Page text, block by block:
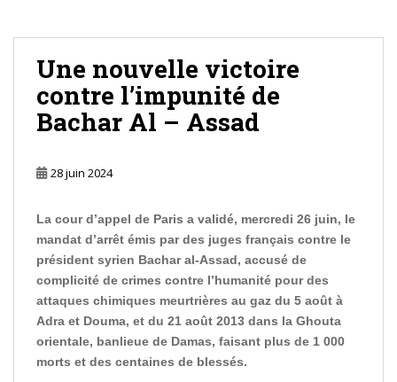
Une nouvelle victoire
contre l’impunité de
Bachar Al – Assad
28 juin 2024
La cour d’appel de Paris a validé, mercredi 26 juin, le
mandat d’arrêt émis par des juges français contre le
président syrien Bachar al-Assad, accusé de
complicité de crimes contre l’humanité pour des
attaques chimiques meurtrières au gaz du 5 août à
Adra et Douma, et du 21 août 2013 dans la Ghouta
orientale, banlieue de Damas, faisant plus de 1 000
morts et des centaines de blessés.